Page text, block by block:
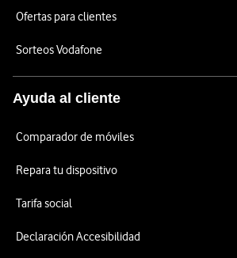
Ofertas para clientes
Sorteos Vodafone
Ayuda al cliente
Comparador de móviles
Repara tu dispositivo
Tarifa social
Declaración Accesibilidad